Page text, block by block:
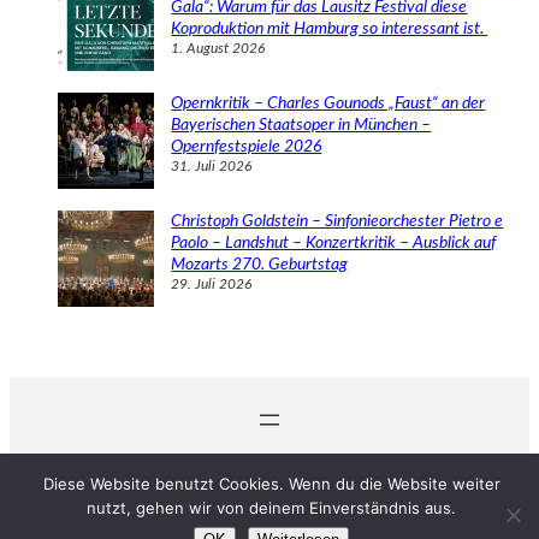
Gala“: Warum für das Lausitz Festival diese
Koproduktion mit Hamburg so interessant ist.
1. August 2026
Opernkritik – Charles Gounods „Faust“ an der
Bayerischen Staatsoper in München –
Opernfestspiele 2026
31. Juli 2026
Christoph Goldstein – Sinfonieorchester Pietro e
Paolo – Landshut – Konzertkritik – Ausblick auf
Mozarts 270. Geburtstag
29. Juli 2026
Diese Website benutzt Cookies. Wenn du die Website weiter
nutzt, gehen wir von deinem Einverständnis aus.